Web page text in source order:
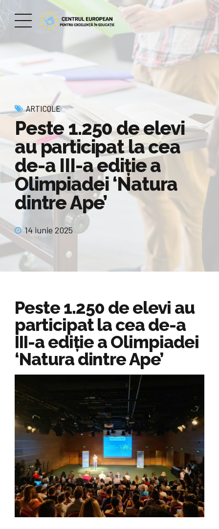
ARTICOLE
Peste 1.250 de elevi
au participat la cea
de-a III-a ediție a
Olimpiadei ‘Natura
dintre Ape’
14 iunie 2025
Peste 1.250 de elevi au
participat la cea de-a
III-a ediție a Olimpiadei
‘Natura dintre Ape’